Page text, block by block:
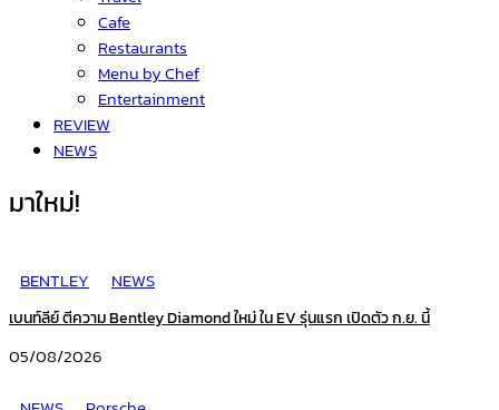
Cafe
Restaurants
Menu by Chef
Entertainment
REVIEW
NEWS
มาใหม่!
BENTLEY NEWS
เบนท์ลีย์ ตีความ Bentley Diamond ใหม่ ใน EV รุ่นแรก เปิดตัว ก.ย. นี้
05/08/2026